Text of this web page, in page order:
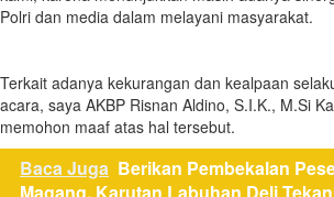
Polri dan media dalam melayani masyarakat.
Terkait adanya kekurangan dan kealpaan
acara, saya AKBP Risnan Aldino, S.I.K., M.Si
memohon maaf atas hal tersebut.
Baca Juga Berikan Pembekalan